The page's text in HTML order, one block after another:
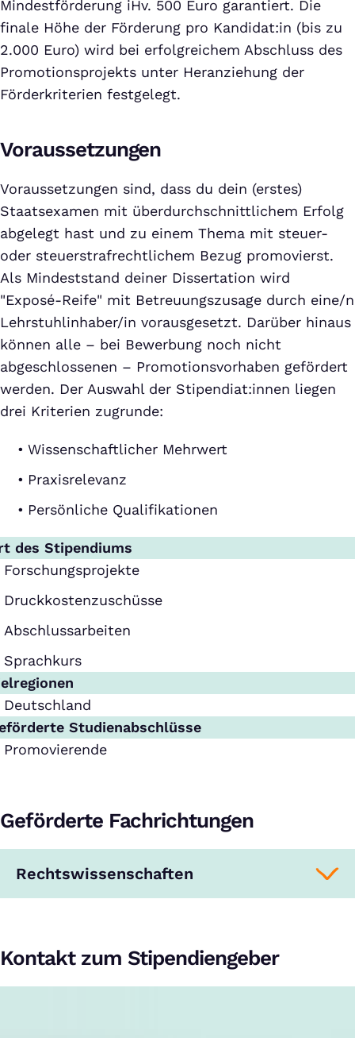
Mindestförderung iHv. 500 Euro garantiert. Die
finale Höhe der Förderung pro Kandidat:in (bis zu
2.000 Euro) wird bei erfolgreichem Abschluss des
Promotionsprojekts unter Heranziehung der
Förderkriterien festgelegt.
Voraussetzungen
Voraussetzungen sind, dass du dein (erstes)
Staatsexamen mit überdurchschnittlichem Erfolg
abgelegt hast und zu einem Thema mit steuer-
oder steuerstrafrechtlichem Bezug promovierst.
Als Mindeststand deiner Dissertation wird
"Exposé-Reife" mit Betreuungszusage durch eine/n
Lehrstuhlinhaber/in vorausgesetzt. Darüber hinaus
können alle – bei Bewerbung noch nicht
abgeschlossenen – Promotionsvorhaben gefördert
werden. Der Auswahl der Stipendiat:innen liegen
drei Kriterien zugrunde:
Wissenschaftlicher Mehrwert
Praxisrelevanz
Persönliche Qualifikationen
des Stipendiums
Forschungsprojekte
Druckkostenzuschüsse
Abschlussarbeiten
Sprachkurs
Deutschland
Studienabschlüsse
Promovierende
Geförderte Fachrichtungen
Rechtswissenschaften
Kontakt zum Stipendiengeber